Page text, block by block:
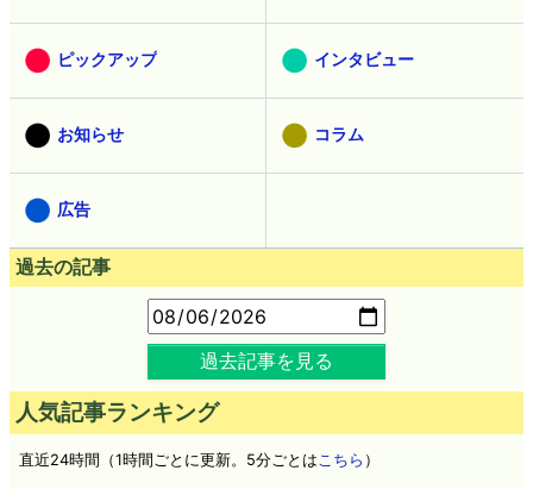
ピックアップ インタビュー
お知らせ コラム
広告
過去の記事
過去記事を見る
人気記事ランキング
直近24時間（1時間ごとに更新。5分ごとはこちら ）